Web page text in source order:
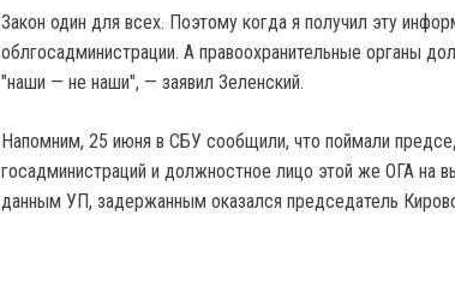
Закон один для всех. Поэтому когда я получил эту
облгосадминистрации. А правоохранительные органы
"наши — не наши", — заявил Зеленский.
Напомним, 25 июня в СБУ сообщили, что поймали
госадминистраций и должностное лицо этой же ОГА на
данным УП, задержанным оказался председатель